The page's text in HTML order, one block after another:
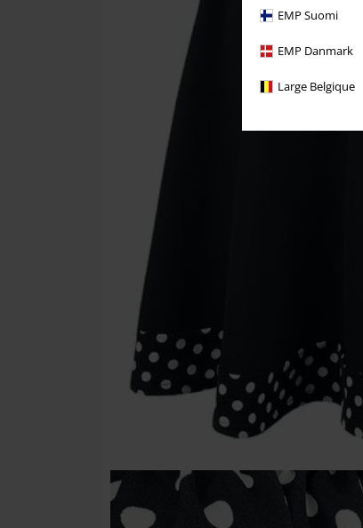
EMP Suomi
EMP Danmark
Large Belgique